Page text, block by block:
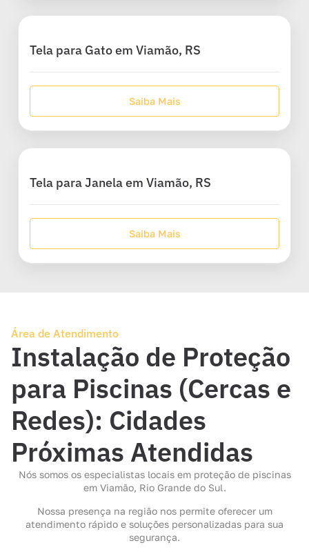
Tela para Gato em Viamão, RS
Saiba Mais
Tela para Janela em Viamão, RS
Saiba Mais
Área de Atendimento
Instalação de Proteção
para Piscinas (Cercas e
Redes): Cidades
Próximas Atendidas
Nós somos os especialistas locais em proteção de piscinas
em Viamão, Rio Grande do Sul.
Nossa presença na região nos permite oferecer um
atendimento rápido e soluções personalizadas para sua
segurança.